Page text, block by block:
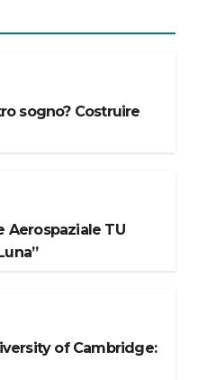
sogno? Costruire
Aerospaziale TU
of Cambridge: